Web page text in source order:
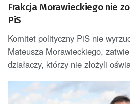
Frakcja Morawieckiego nie
PiS
Komitet polityczny PiS nie
Mateusza Morawieckiego,
działaczy, którzy nie złożyli